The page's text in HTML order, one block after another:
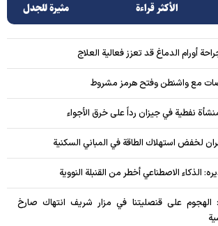
الأکثر قراءة مثيرة للجدل
أورام الدماغ قد تعزز فعالية العلاج
مع واشنطن وفتح هرمز مشروط
نفطية في جيزان رداً على خرق الأجواء
لخفض استهلاك الطاقة في المباني السكنية
الذكاء الاصطناعي أخطر من القنبلة النووية
الهجوم على قنصليتنا في مزار شريف انتهاك صارخ